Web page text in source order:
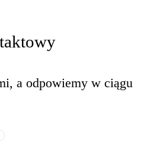
a odpowiemy w ciągu